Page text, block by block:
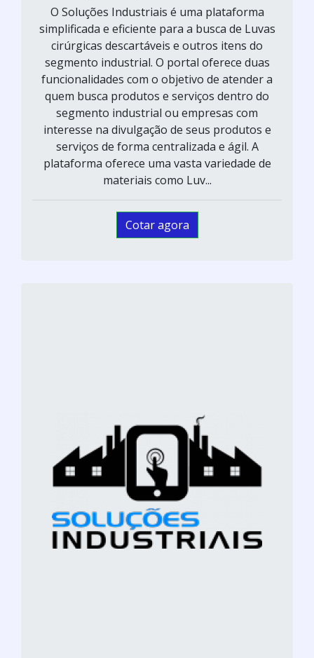
O Soluções Industriais é uma plataforma
simplificada e eficiente para a busca de Luvas
cirúrgicas descartáveis e outros itens do
segmento industrial. O portal oferece duas
funcionalidades com o objetivo de atender a
quem busca produtos e serviços dentro do
segmento industrial ou empresas com
interesse na divulgação de seus produtos e
serviços de forma centralizada e ágil. A
plataforma oferece uma vasta variedade de
materiais como Luv...
Cotar agora